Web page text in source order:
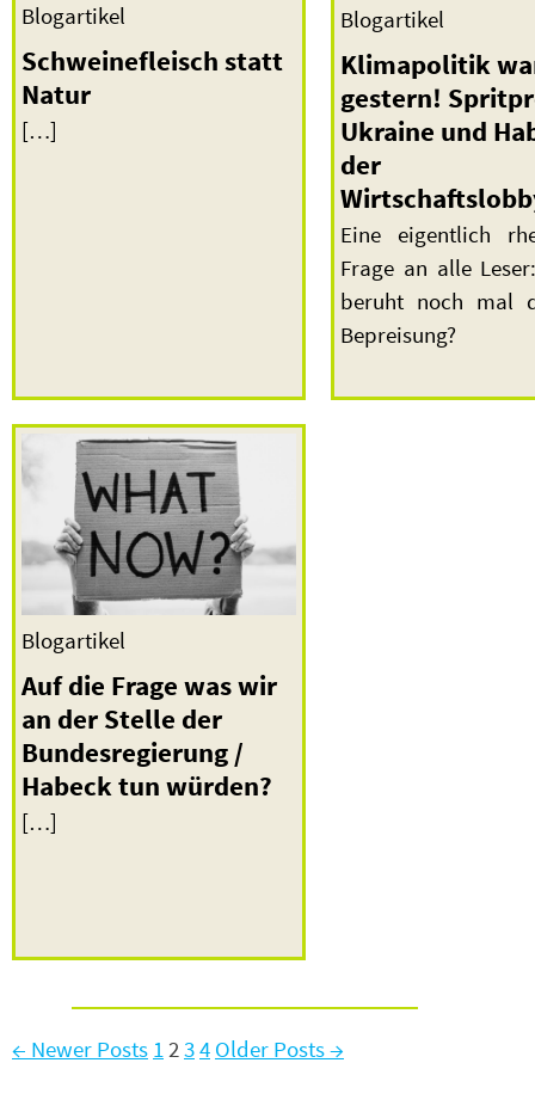
Blogartikel
Schweinefleisch statt
Natur
[…]
Blogartikel
Klimapolitik
gestern!
Ukraine und
der
Eine eigentlich
Frage an alle
beruht noch mal
Bepreisung?
Blogartikel
Auf die Frage was wir
an der Stelle der
Bundesregierung /
Habeck tun würden?
[…]
Beitragsnavigation
← Newer Posts 1234 Older Posts→